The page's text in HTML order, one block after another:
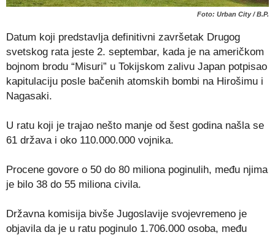
Foto: Urban City / B.P.
Datum koji predstavlja definitivni završetak Drugog
svetskog rata jeste 2. septembar, kada je na američkom
bojnom brodu “Misuri” u Tokijskom zalivu Japan potpisao
kapitulaciju posle bačenih atomskih bombi na Hirošimu i
Nagasaki.
U ratu koji je trajao nešto manje od šest godina našla se
61 država i oko 110.000.000 vojnika.
Procene govore o 50 do 80 miliona poginulih, među njima
je bilo 38 do 55 miliona civila.
Državna komisija bivše Jugoslavije svojevremeno je
objavila da je u ratu poginulo 1.706.000 osoba, među